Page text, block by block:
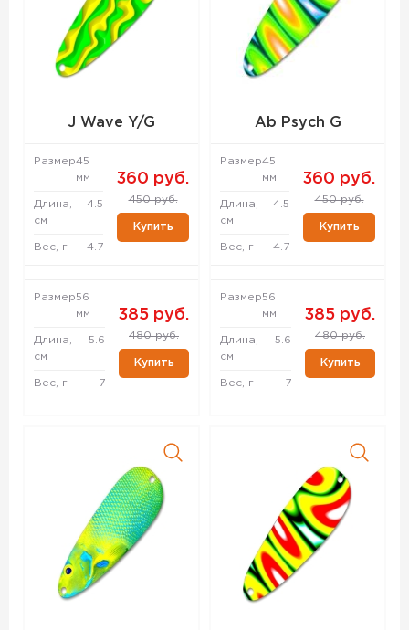
J Wave Y/G
Размер45
мм
Длина,
см
4.5
Вес, г 4.7
360 руб.
450 руб.
Купить
Размер56
мм
Длина,
см
5.6
Вес, г 7
385 руб.
480 руб.
Купить
Ab Psych G
Размер45
мм
Длина,
см
4.5
Вес, г 4.7
360 руб.
450 руб.
Купить
Размер56
мм
Длина,
см
5.6
Вес, г 7
385 руб.
480 руб.
Купить